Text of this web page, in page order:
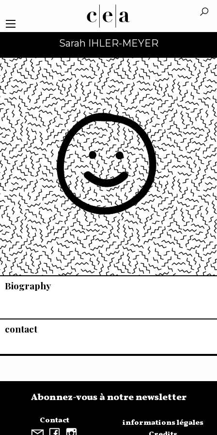
Sarah IHLER-MEYER
Biography
contact
Contact
Abonnez-vous à notre newsletter
informations légales